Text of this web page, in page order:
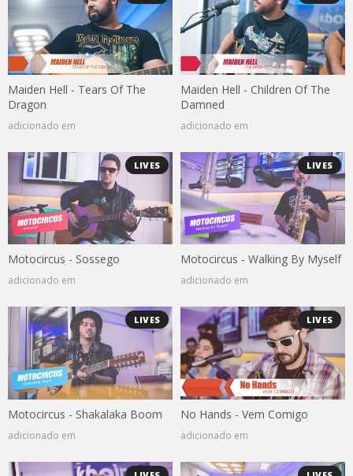
Maiden Hell - Tears Of The
Dragon
adicionado em
Maiden Hell - Children Of The
Damned
adicionado em
LIVES
Motocircus - Sossego
adicionado em
LIVES
Motocircus - Walking By Myself
adicionado em
LIVES
Motocircus - Shakalaka Boom
adicionado em
LIVES
No Hands - Vem Comigo
adicionado em